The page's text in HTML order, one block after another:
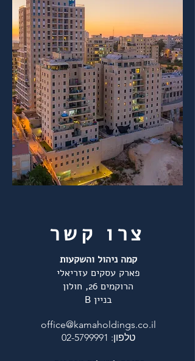
צרו קשר
קמה ניהול והשקעות
פארק עסקים עזריאלי
הרוקמים 26, חולון
בניין B
office@kamaholdings.co.il
טלפון: 02-5799991